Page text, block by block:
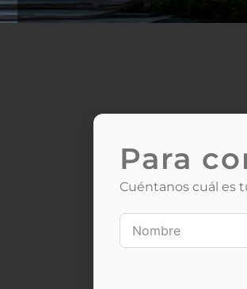
Para
Cuéntanos cuál es